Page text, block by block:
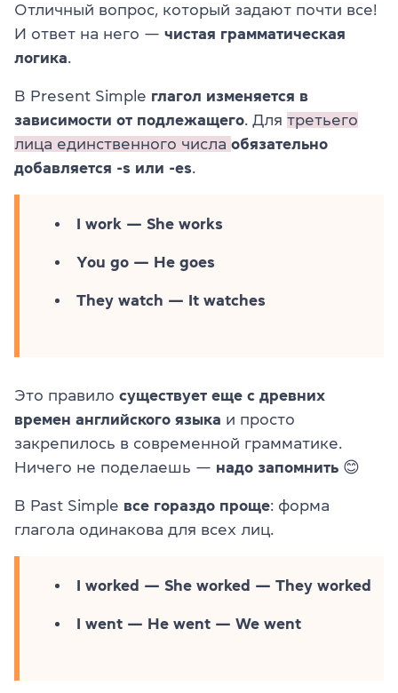
Отличный вопрос, который задают почти все!
И ответ на него — чистая грамматическая
логика
В Present Simple глагол изменяется в
зависимости от подлежащего . Для третьего
лица единственного числа обязательно
добавляется -s или -es
I work — She works
You go — He goes
They watch — It watches
Это правило существует еще с древних
времен английского языка и просто
закрепилось в современной грамматике.
Ничего не поделаешь — надо запомнить 😊
В Past Simple все гораздо проще: форма
глагола одинакова для всех лиц.
I worked — She worked — They worked
I went — He went — We went